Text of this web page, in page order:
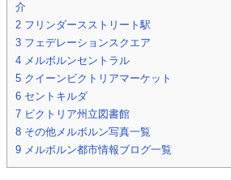
介
2 フリンダースストリート駅
3 フェデレーションスクエア
4 メルボルンセントラル
5 クイーンビクトリアマーケット
6 セントキルダ
7 ビクトリア州立図書館
8 その他メルボルン写真一覧
9 メルボルン都市情報ブログ一覧